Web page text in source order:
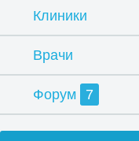
Клиники
Врачи
Форум 7